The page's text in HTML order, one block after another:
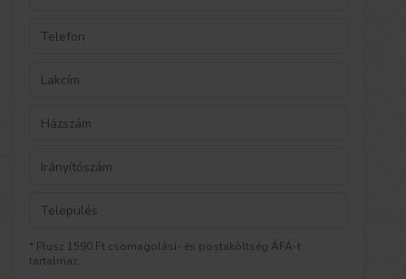
* Plusz 1590 Ft csomagolási- és postaköltség ÁFÁ-t
tartalmaz.